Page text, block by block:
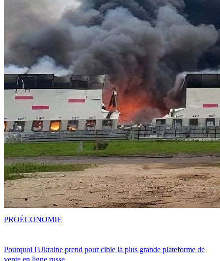
Pourquoi l'Ukraine prend pour cible la plus grande plateforme de
vente en ligne russe
PROÉCONOMIE